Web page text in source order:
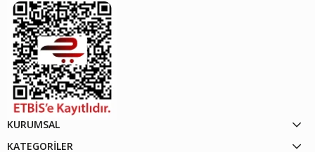
KURUMSAL
KATEGORİLER